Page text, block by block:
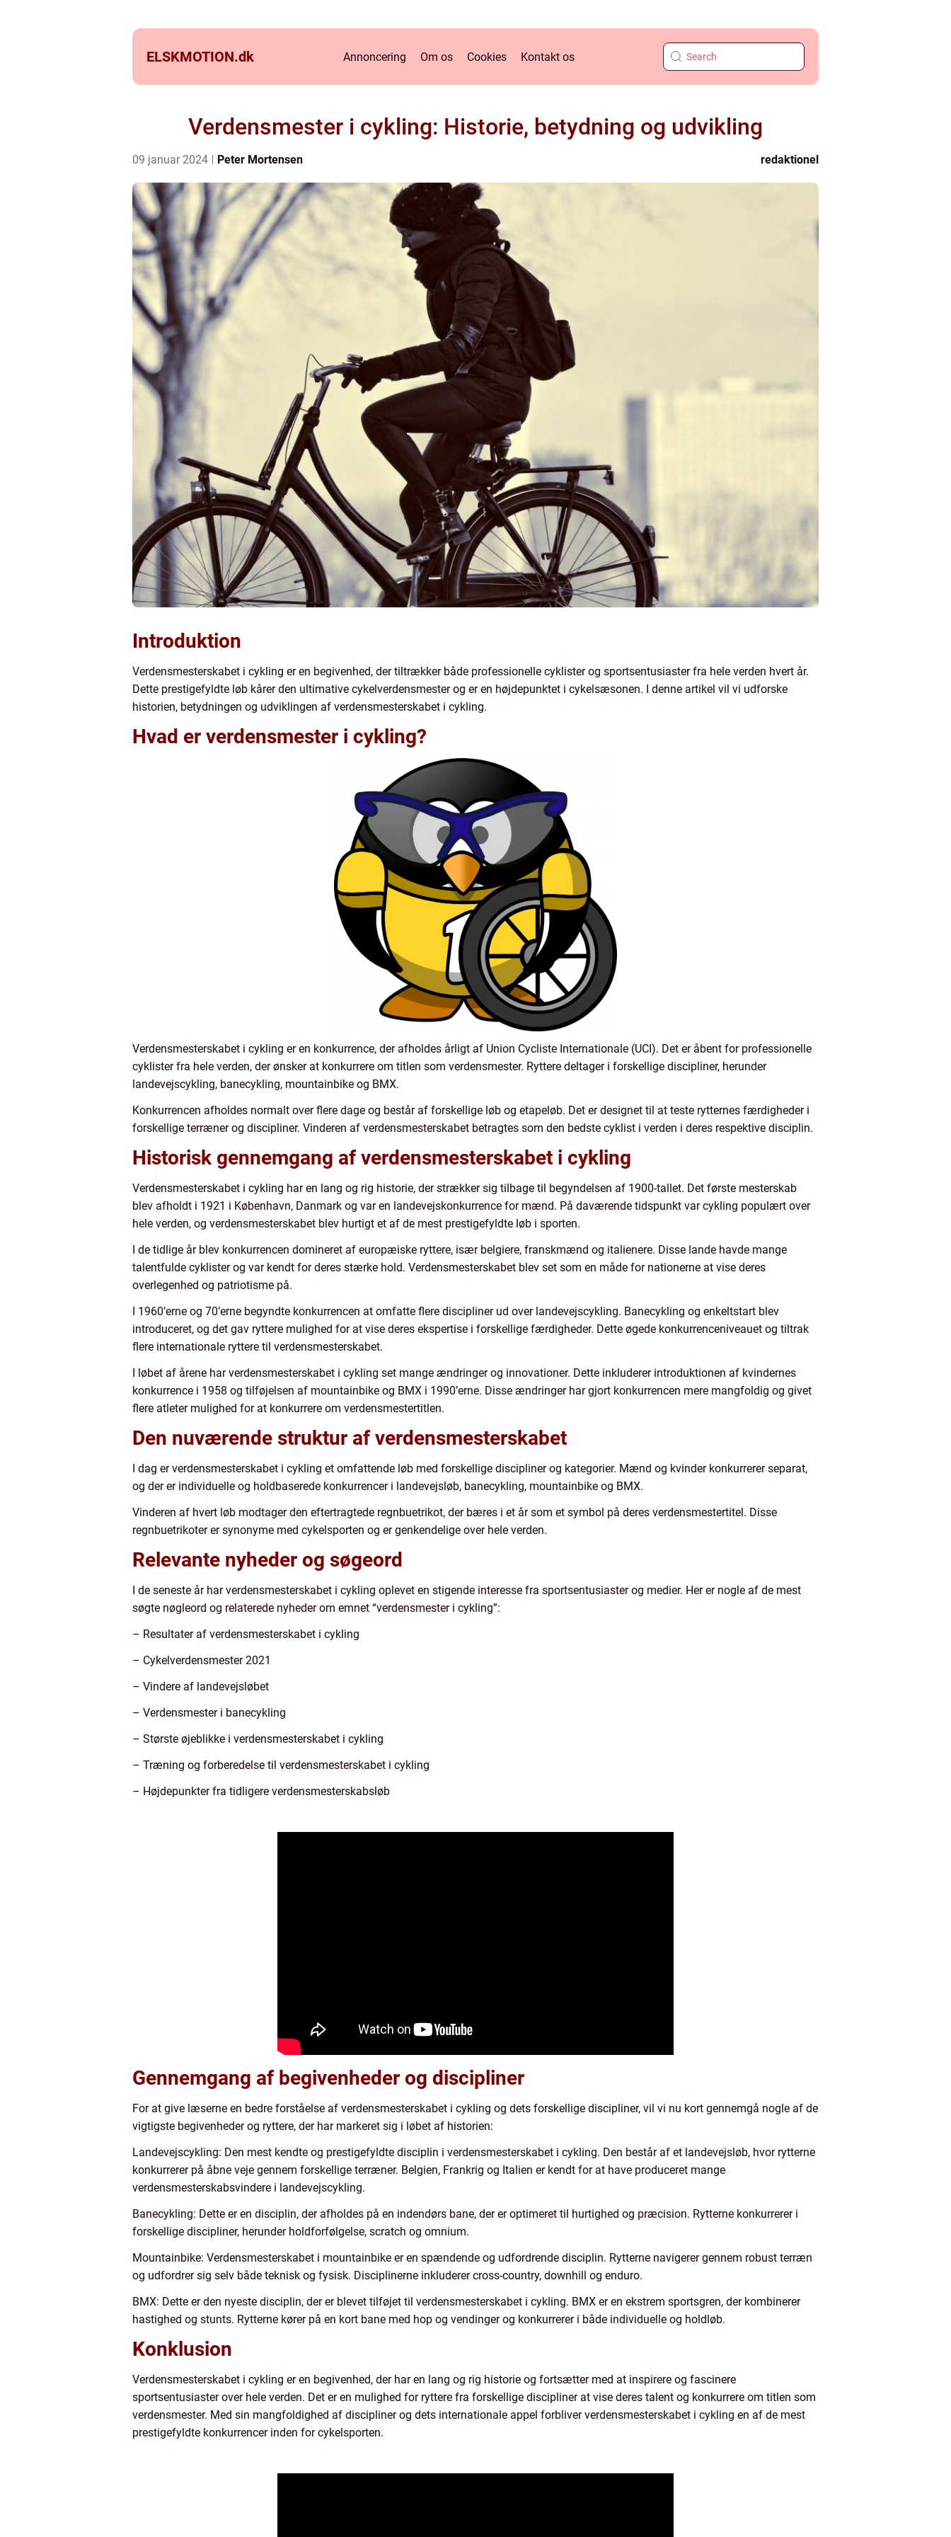
ELSKMOTION.dk Annoncering Om os Cookies Kontakt os
Verdensmester i cykling: Historie, betydning og udvikling
09 januar 2024 Peter Mortensen redaktionel
Introduktion
Verdensmesterskabet i cykling er en begivenhed, der tiltrækker både professionelle cyklister og sportsentusiaster fra hele verden hvert år.
Dette prestigefyldte løb kårer den ultimative cykelverdensmester og er en højdepunktet i cykelsæsonen. I denne artikel vil vi udforske
historien, betydningen og udviklingen af verdensmesterskabet i cykling.
Hvad er verdensmester i cykling?
Verdensmesterskabet i cykling er en konkurrence, der afholdes årligt af Union Cycliste Internationale (UCI). Det er åbent for professionelle
cyklister fra hele verden, der ønsker at konkurrere om titlen som verdensmester. Ryttere deltager i forskellige discipliner, herunder
landevejscykling, banecykling, mountainbike og BMX.
Konkurrencen afholdes normalt over flere dage og består af forskellige løb og etapeløb. Det er designet til at teste rytternes færdigheder i
forskellige terræner og discipliner. Vinderen af verdensmesterskabet betragtes som den bedste cyklist i verden i deres respektive disciplin.
Historisk gennemgang af verdensmesterskabet i cykling
Verdensmesterskabet i cykling har en lang og rig historie, der strækker sig tilbage til begyndelsen af 1900-tallet. Det første mesterskab
blev afholdt i 1921 i København, Danmark og var en landevejskonkurrence for mænd. På daværende tidspunkt var cykling populært over
hele verden, og verdensmesterskabet blev hurtigt et af de mest prestigefyldte løb i sporten.
I de tidlige år blev konkurrencen domineret af europæiske ryttere, især belgiere, franskmænd og italienere. Disse lande havde mange
talentfulde cyklister og var kendt for deres stærke hold. Verdensmesterskabet blev set som en måde for nationerne at vise deres
overlegenhed og patriotisme på.
I 1960’erne og 70’erne begyndte konkurrencen at omfatte flere discipliner ud over landevejscykling. Banecykling og enkeltstart blev
introduceret, og det gav ryttere mulighed for at vise deres ekspertise i forskellige færdigheder. Dette øgede konkurrenceniveauet og tiltrak
flere internationale ryttere til verdensmesterskabet.
I løbet af årene har verdensmesterskabet i cykling set mange ændringer og innovationer. Dette inkluderer introduktionen af kvindernes
konkurrence i 1958 og tilføjelsen af mountainbike og BMX i 1990’erne. Disse ændringer har gjort konkurrencen mere mangfoldig og givet
flere atleter mulighed for at konkurrere om verdensmestertitlen.
Den nuværende struktur af verdensmesterskabet
I dag er verdensmesterskabet i cykling et omfattende løb med forskellige discipliner og kategorier. Mænd og kvinder konkurrerer separat,
og der er individuelle og holdbaserede konkurrencer i landevejsløb, banecykling, mountainbike og BMX.
Vinderen af hvert løb modtager den eftertragtede regnbuetrikot, der bæres i et år som et symbol på deres verdensmestertitel. Disse
regnbuetrikoter er synonyme med cykelsporten og er genkendelige over hele verden.
Relevante nyheder og søgeord
I de seneste år har verdensmesterskabet i cykling oplevet en stigende interesse fra sportsentusiaster og medier. Her er nogle af de mest
søgte nøgleord og relaterede nyheder om emnet “verdensmester i cykling”:
– Resultater af verdensmesterskabet i cykling
– Cykelverdensmester 2021
– Vindere af landevejsløbet
– Verdensmester i banecykling
– Største øjeblikke i verdensmesterskabet i cykling
– Træning og forberedelse til verdensmesterskabet i cykling
– Højdepunkter fra tidligere verdensmesterskabsløb
Gennemgang af begivenheder og discipliner
For at give læserne en bedre forståelse af verdensmesterskabet i cykling og dets forskellige discipliner, vil vi nu kort gennemgå nogle af de
vigtigste begivenheder og ryttere, der har markeret sig i løbet af historien:
Landevejscykling: Den mest kendte og prestigefyldte disciplin i verdensmesterskabet i cykling. Den består af et landevejsløb, hvor rytterne
konkurrerer på åbne veje gennem forskellige terræner. Belgien, Frankrig og Italien er kendt for at have produceret mange
verdensmesterskabsvindere i landevejscykling.
Banecykling: Dette er en disciplin, der afholdes på en indendørs bane, der er optimeret til hurtighed og præcision. Rytterne konkurrerer i
forskellige discipliner, herunder holdforfølgelse, scratch og omnium.
Mountainbike: Verdensmesterskabet i mountainbike er en spændende og udfordrende disciplin. Rytterne navigerer gennem robust terræn
og udfordrer sig selv både teknisk og fysisk. Disciplinerne inkluderer cross-country, downhill og enduro.
BMX: Dette er den nyeste disciplin, der er blevet tilføjet til verdensmesterskabet i cykling. BMX er en ekstrem sportsgren, der kombinerer
hastighed og stunts. Rytterne kører på en kort bane med hop og vendinger og konkurrerer i både individuelle og holdløb.
Konklusion
Verdensmesterskabet i cykling er en begivenhed, der har en lang og rig historie og fortsætter med at inspirere og fascinere
sportsentusiaster over hele verden. Det er en mulighed for ryttere fra forskellige discipliner at vise deres talent og konkurrere om titlen som
verdensmester. Med sin mangfoldighed af discipliner og dets internationale appel forbliver verdensmesterskabet i cykling en af de mest
prestigefyldte konkurrencer inden for cykelsporten.